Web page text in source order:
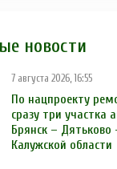
новости
7 августа 2026, 16:55
По нацпроекту
сразу три участка
Брянск – Дятьково
Калужской области